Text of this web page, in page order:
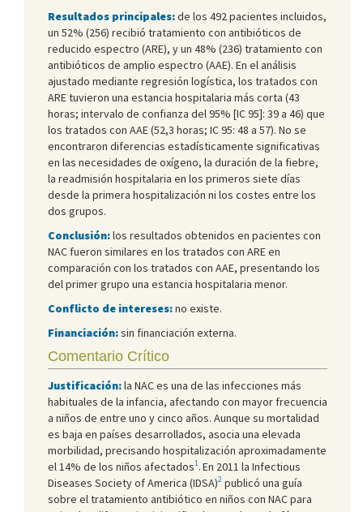
Resultados principales:de los 492 pacientes incluidos,
un 52% (256) recibió tratamiento con antibióticos de
reducido espectro (ARE), y un 48% (236) tratamiento con
antibióticos de amplio espectro (AAE). En el análisis
ajustado mediante regresión logística, los tratados con
ARE tuvieron una estancia hospitalaria más corta (43
horas; intervalo de confianza del 95% [IC 95]: 39 a 46) que
los tratados con AAE (52,3 horas; IC 95: 48 a 57). No se
encontraron diferencias estadísticamente significativas
en las necesidades de oxígeno, la duración de la fiebre,
la readmisión hospitalaria en los primeros siete días
desde la primera hospitalización ni los costes entre los
dos grupos.
Conclusión:los resultados obtenidos en pacientes con
NAC fueron similares en los tratados con ARE en
comparación con los tratados con AAE, presentando los
del primer grupo una estancia hospitalaria menor.
Conflicto de intereses:no existe.
Financiación:sin financiación externa.
Comentario Crítico
Justificación:la NAC es una de las infecciones más
habituales de la infancia, afectando con mayor frecuencia
a niños de entre uno y cinco años. Aunque su mortalidad
es baja en países desarrollados, asocia una elevada
morbilidad, precisando hospitalización aproximadamente
el 14% de los niños afectados1.En 2011 la Infectious
Diseases Society of America (IDSA)2 publicó una guía
sobre el tratamiento antibiótico en niños con NAC para